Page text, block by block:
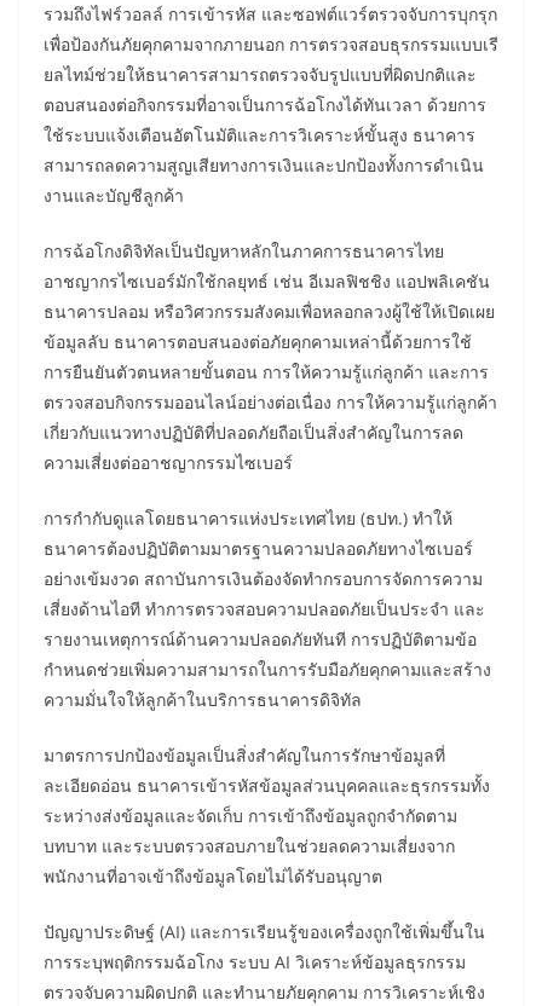
รวมถึงไฟร์วอลล์ การเข้ารหัส และซอฟต์แวร์ตรวจจับการบุกรุก
เพื่อป้องกันภัยคุกคามจากภายนอก การตรวจสอบธุรกรรมแบบเรี
ยลไทม์ช่วยให้ธนาคารสามารถตรวจจับรูปแบบที่ผิดปกติและ
ตอบสนองต่อกิจกรรมที่อาจเป็นการฉ้อโกงได้ทันเวลา ด้วยการ
ใช้ระบบแจ้งเตือนอัตโนมัติและการวิเคราะห์ขั้นสูง ธนาคาร
สามารถลดความสูญเสียทางการเงินและปกป้องทั้งการดำเนิน
งานและบัญชีลูกค้า
การฉ้อโกงดิจิทัลเป็นปัญหาหลักในภาคการธนาคารไทย
อาชญากรไซเบอร์มักใช้กลยุทธ์ เช่น อีเมลฟิชชิง แอปพลิเคชัน
ธนาคารปลอม หรือวิศวกรรมสังคมเพื่อหลอกลวงผู้ใช้ให้เปิดเผย
ข้อมูลลับ ธนาคารตอบสนองต่อภัยคุกคามเหล่านี้ด้วยการใช้
การยืนยันตัวตนหลายขั้นตอน การให้ความรู้แก่ลูกค้า และการ
ตรวจสอบกิจกรรมออนไลน์อย่างต่อเนื่อง การให้ความรู้แก่ลูกค้า
เกี่ยวกับแนวทางปฏิบัติที่ปลอดภัยถือเป็นสิ่งสำคัญในการลด
ความเสี่ยงต่ออาชญากรรมไซเบอร์
การกำกับดูแลโดยธนาคารแห่งประเทศไทย (ธปท.) ทำให้
ธนาคารต้องปฏิบัติตามมาตรฐานความปลอดภัยทางไซเบอร์
อย่างเข้มงวด สถาบันการเงินต้องจัดทำกรอบการจัดการความ
เสี่ยงด้านไอที ทำการตรวจสอบความปลอดภัยเป็นประจำ และ
รายงานเหตุการณ์ด้านความปลอดภัยทันที การปฏิบัติตามข้อ
กำหนดช่วยเพิ่มความสามารถในการรับมือภัยคุกคามและสร้าง
ความมั่นใจให้ลูกค้าในบริการธนาคารดิจิทัล
มาตรการปกป้องข้อมูลเป็นสิ่งสำคัญในการรักษาข้อมูลที่
ละเอียดอ่อน ธนาคารเข้ารหัสข้อมูลส่วนบุคคลและธุรกรรมทั้ง
ระหว่างส่งข้อมูลและจัดเก็บ การเข้าถึงข้อมูลถูกจำกัดตาม
บทบาท และระบบตรวจสอบภายในช่วยลดความเสี่ยงจาก
พนักงานที่อาจเข้าถึงข้อมูลโดยไม่ได้รับอนุญาต
ปัญญาประดิษฐ์ (AI) และการเรียนรู้ของเครื่องถูกใช้เพิ่มขึ้นใน
การระบุพฤติกรรมฉ้อโกง ระบบ AI วิเคราะห์ข้อมูลธุรกรรม
ตรวจจับความผิดปกติ และทำนายภัยคุกคาม การวิเคราะห์เชิง